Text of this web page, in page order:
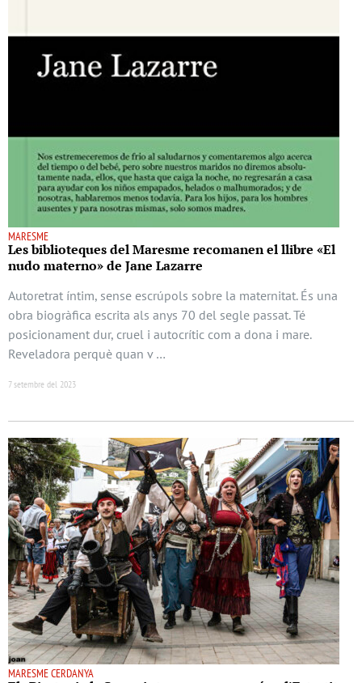
MARESME
Les biblioteques del Maresme recomanen el llibre «El
nudo materno» de Jane Lazarre
Autoretrat íntim, sense escrúpols sobre la maternitat. És una
obra biogràfica escrita als anys 70 del segle passat. Té
posicionament dur, cruel i autocrític com a dona i mare.
Reveladora perquè quan v …
7 setembre del 2023
MARESME CERDANYA